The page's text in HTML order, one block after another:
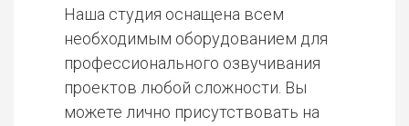
Наша студия оснащена всем
необходимым оборудованием для
профессионального озвучивания
проектов любой сложности. Вы
можете лично присутствовать на